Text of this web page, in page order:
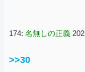
174: 名無しの正義
>>30